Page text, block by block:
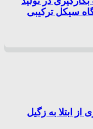
سیکل ترکیبی
ابتلا به زگیل